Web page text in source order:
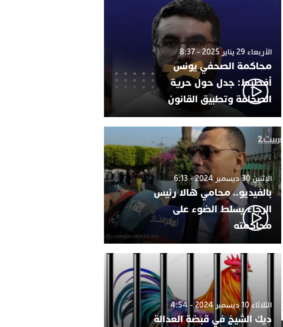
الأربعاء 29 يناير 2025 - 8:37
محاكمة الصحفي يونس
أفطيط: جدل حول حرية
الصحافة وتطبيق القانون
الإثنين 30 ديسمبر 2024 - 6:13
بالفيديو.. محامي هالا رئيس
الرجاء يسلط الضوء على
محاكمته
الثلاثاء 10 ديسمبر 2024 - 4:54
ديك الشيخ في قبضة العدالة